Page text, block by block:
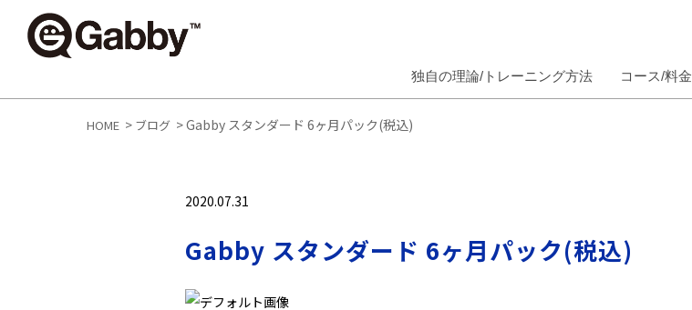
独自の理論/トレーニング方法 コース/料
HOME > ブログ >Gabby スタンダード 6ヶ月パック(税込)
2020.07.31
Gabby スタンダード 6ヶ月パック(税込)